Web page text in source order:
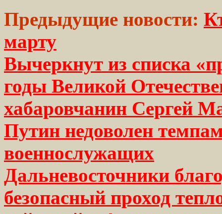
Предыдущие новости:
марту
Вычеркнут из списка
годы Великой
хабаровчанин Сергей
Путин недоволен
военнослужащих
Дальневосточники
безопасный проход